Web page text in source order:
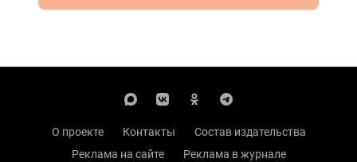
О проекте Контакты
Состав издательства
Реклама на сайте
Реклама в журнале